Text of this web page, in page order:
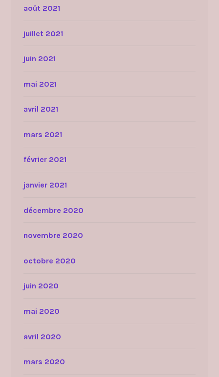
août 2021
juillet 2021
juin 2021
mai 2021
avril 2021
mars 2021
février 2021
janvier 2021
décembre 2020
novembre 2020
octobre 2020
juin 2020
mai 2020
avril 2020
mars 2020